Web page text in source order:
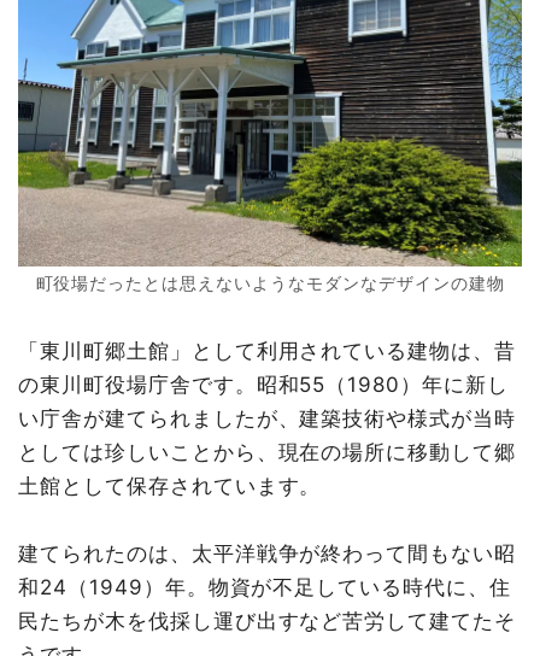
町役場だったとは思えないようなモダンなデザインの建物
「東川町郷土館」として利用されている建物は、昔
の東川町役場庁舎です。昭和55（1980）年に新し
い庁舎が建てられましたが、建築技術や様式が当時
としては珍しいことから、現在の場所に移動して郷
土館として保存されています。
建てられたのは、太平洋戦争が終わって間もない昭
和24（1949）年。物資が不足している時代に、住
民たちが木を伐採し運び出すなど苦労して建てたそ